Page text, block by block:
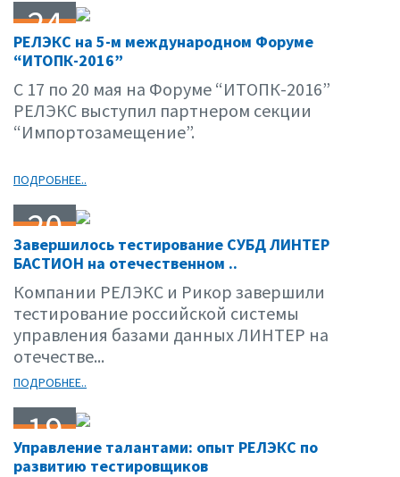
24
05.16
РЕЛЭКС на 5-м международном Форуме
“ИТОПК-2016”
C 17 по 20 мая на Форуме “ИТОПК-2016”
РЕЛЭКС выступил партнером секции
“Импортозамещение”.
ПОДРОБНЕЕ..
20
05.16
Завершилось тестирование СУБД ЛИНТЕР
БАСТИОН на отечественном ..
Компании РЕЛЭКС и Рикор завершили
тестирование российской системы
управления базами данных ЛИНТЕР на
отечестве...
ПОДРОБНЕЕ..
19
05.16
Управление талантами: опыт РЕЛЭКС по
развитию тестировщиков